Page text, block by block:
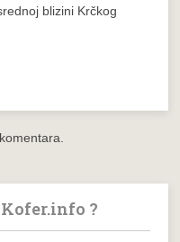
blizini Krčkog
?